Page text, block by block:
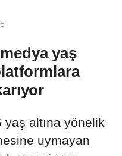
yaş
altına yönelik
uymayan